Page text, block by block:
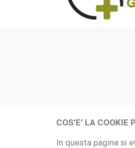
COS’E’ LA COOKIE
In questa pagina si